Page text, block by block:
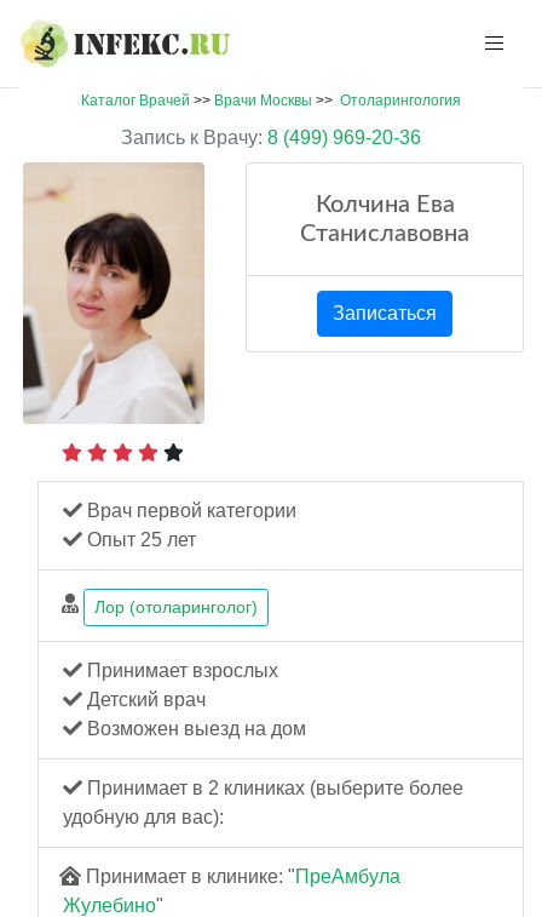
Каталог Врачей >> Врачи Москвы >> Отоларингология
Запись к Врачу: 8 (499) 969-20-36
Колчина Ева
Станиславовна
Записаться
Врач первой категории
Опыт 25 лет
Лор (отоларинголог)
Принимает взрослых
Детский врач
Возможен выезд на дом
Принимает в 2 клиниках (выберите более
удобную для вас):
Принимает в клинике: "ПреАмбула
Жулебино"